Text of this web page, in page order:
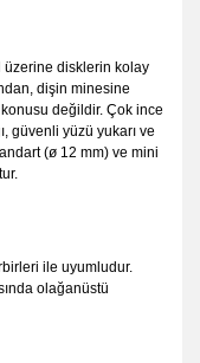
üzerine disklerin kolay
dişin minesine
değildir. Çok ince
güvenli yüzü yukarı ve
(ø 12 mm) ve mini
ile uyumludur.
olağanüstü